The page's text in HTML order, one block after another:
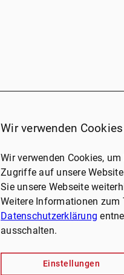
Wir verwenden
Wir verwenden Cookies,
Zugriffe auf unsere
Sie unsere Webseite
Weitere Informationen zum
Datenschutzerklärung
ausschalten.
Einstellungen